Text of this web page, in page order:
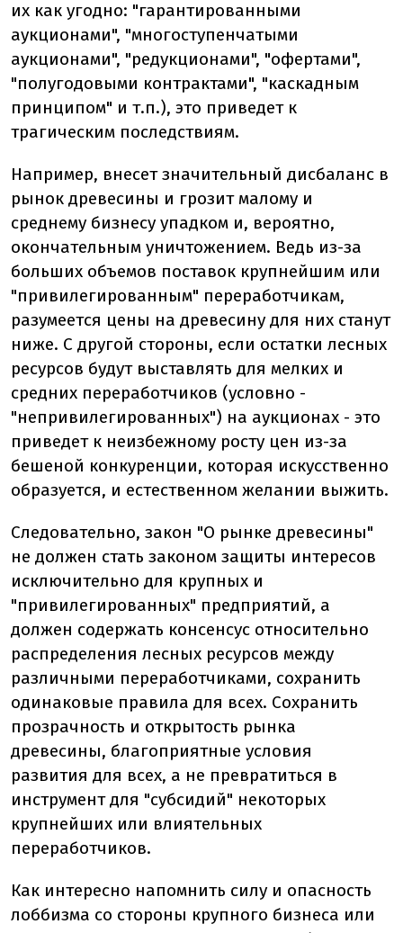
их как угодно: "гарантированными
аукционами", "многоступенчатыми
аукционами", "редукционами", "офертами",
"полугодовыми контрактами", "каскадным
принципом" и т.п.), это приведет к
трагическим последствиям.
Например, внесет значительный дисбаланс в
рынок древесины и грозит малому и
среднему бизнесу упадком и, вероятно,
окончательным уничтожением. Ведь из-за
больших объемов поставок крупнейшим или
"привилегированным" переработчикам,
разумеется цены на древесину для них станут
ниже. С другой стороны, если остатки лесных
ресурсов будут выставлять для мелких и
средних переработчиков (условно -
"непривилегированных") на аукционах - это
приведет к неизбежному росту цен из-за
бешеной конкуренции, которая искусственно
образуется, и естественном желании выжить.
Следовательно, закон "О рынке древесины"
не должен стать законом защиты интересов
исключительно для крупных и
"привилегированных" предприятий, а
должен содержать консенсус относительно
распределения лесных ресурсов между
различными переработчиками, сохранить
одинаковые правила для всех. Сохранить
прозрачность и открытость рынка
древесины, благоприятные условия
развития для всех, а не превратиться в
инструмент для "субсидий" некоторых
крупнейших или влиятельных
переработчиков.
Как интересно напомнить силу и опасность
лоббизма со стороны крупного бизнеса или